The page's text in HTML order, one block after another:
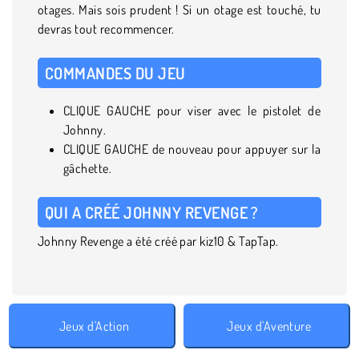
otages. Mais sois prudent ! Si un otage est touché, tu
devras tout recommencer.
COMMANDES DU JEU
CLIQUE GAUCHE pour viser avec le pistolet de
Johnny.
CLIQUE GAUCHE de nouveau pour appuyer sur la
gâchette.
QUI A CRÉÉ JOHNNY REVENGE ?
Johnny Revenge a été créé par kiz10 & TapTap.
Jeux d'Action Jeux d'Aventure